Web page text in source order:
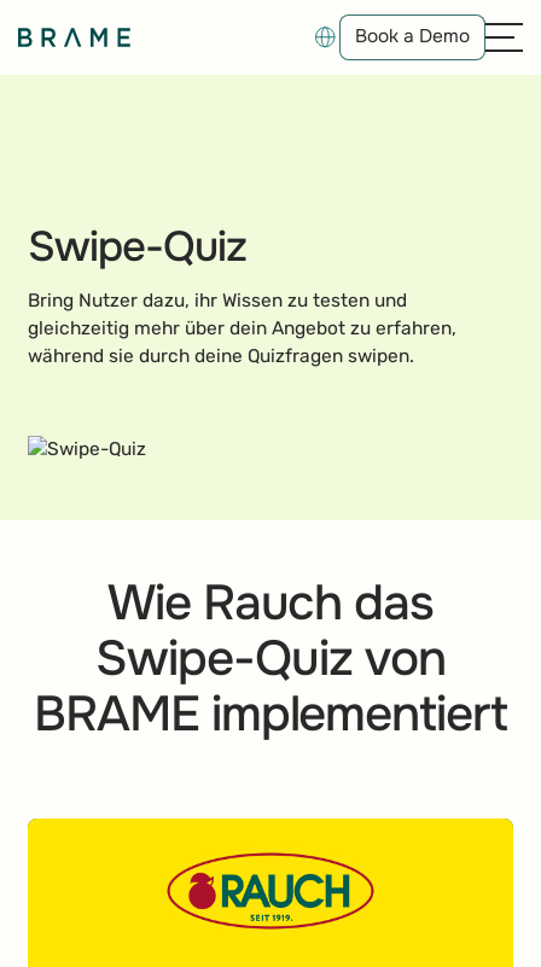
Book a Demo
Book a Demo
Swipe-Quiz
Bring Nutzer dazu, ihr Wissen zu testen und
gleichzeitig mehr über dein Angebot zu erfahren,
während sie durch deine Quizfragen swipen.
Wie Rauch das
Swipe-Quiz von
BRAME implementiert